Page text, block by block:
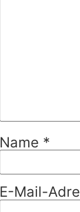
Name *
E-Mail-